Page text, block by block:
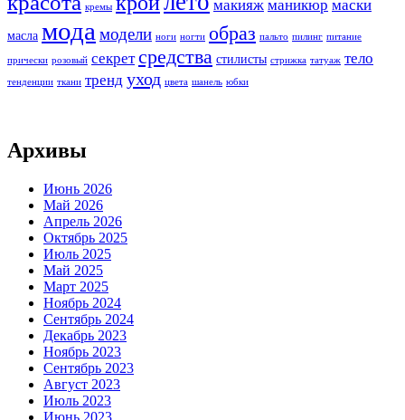
кремы макияж маникюр маски
масла мода модели ноги ногти образ пальто пилинг питание
прически розовый секрет средства стилисты стрижка татуаж тело
тенденции ткани тренд уход цвета шанель юбки
Архивы
Июнь 2026
Май 2026
Апрель 2026
Октябрь 2025
Июль 2025
Май 2025
Март 2025
Ноябрь 2024
Сентябрь 2024
Декабрь 2023
Ноябрь 2023
Сентябрь 2023
Август 2023
Июль 2023